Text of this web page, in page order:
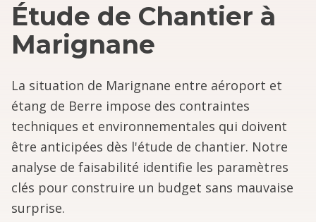
Étude de Chantier à
Marignane
La situation de Marignane entre aéroport et
étang de Berre impose des contraintes
techniques et environnementales qui doivent
être anticipées dès l'étude de chantier. Notre
analyse de faisabilité identifie les paramètres
clés pour construire un budget sans mauvaise
surprise.